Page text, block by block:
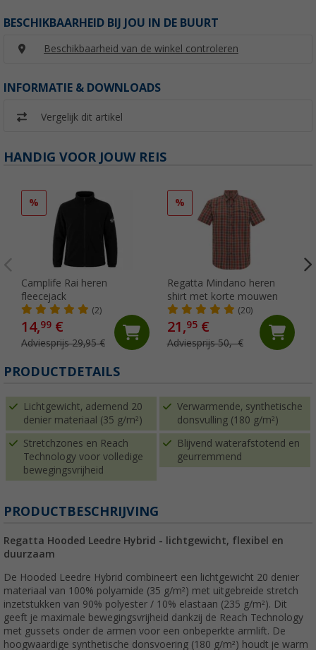
BESCHIKBAARHEID BIJ JOU IN DE BUURT
Beschikbaarheid van de winkel controleren
INFORMATIE & DOWNLOADS
Vergelijk dit artikel
HANDIG VOOR JOUW REIS
%
Camplife Rai heren
fleecejack
(2)
14,99 €
Adviesprijs 29,95 €
%
Regatta Mindano heren
shirt met korte mouwen
(20)
21,95€
Adviesprijs 50,- €
PRODUCTDETAILS
Lichtgewicht, ademend 20
denier materiaal (35 g/m²)
Verwarmende, synthetische
donsvulling (180 g/m²)
Stretchzones en Reach
Technology voor volledige
bewegingsvrijheid
Blijvend waterafstotend en
geurremmend
PRODUCTBESCHRIJVING
Regatta Hooded Leedre Hybrid - lichtgewicht, flexibel en
duurzaam
De Hooded Leedre Hybrid combineert een lichtgewicht 20 denier
materiaal van 100% polyamide (35 g/m²) met uitgebreide stretch
inzetstukken van 90% polyester / 10% elastaan (235 g/m²). Dit
geeft je maximale bewegingsvrijheid dankzij de Reach Technology
met gussets onder de armen voor een onbeperkte armlift. De
hoogwaardige synthetische donsvoering (180 g/m²) houdt je warm